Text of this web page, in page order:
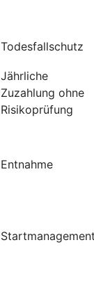
Todesfallschutz
Jährliche
Zuzahlung ohne
Risikoprüfung
Entnahme
Startmanagement